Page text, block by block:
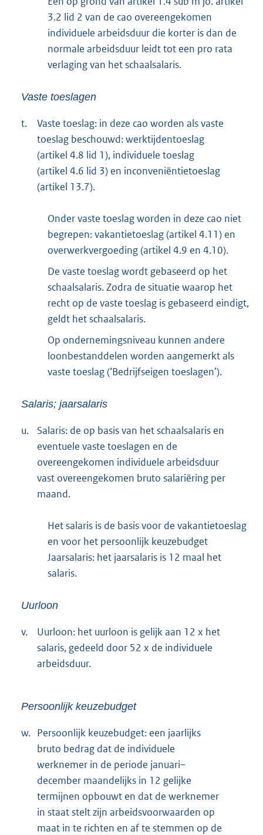
3.2 lid 2 van de cao overeengekomen
individuele arbeidsduur die korter is dan de
normale arbeidsduur leidt tot een pro rata
verlaging van het schaalsalaris.
Vaste toeslagen
t.
Vaste toeslag: in deze cao worden als vaste
toeslag beschouwd: werktijdentoeslag
(artikel 4.8 lid 1), individuele toeslag
(artikel 4.6 lid 3) en inconveniëntietoeslag
(artikel 13.7).
Onder vaste toeslag worden in deze cao niet
begrepen: vakantietoeslag (artikel 4.11) en
overwerkvergoeding (artikel 4.9 en 4.10).
De vaste toeslag wordt gebaseerd op het
schaalsalaris. Zodra de situatie waarop het
recht op de vaste toeslag is gebaseerd eindigt,
geldt het schaalsalaris.
Op ondernemingsniveau kunnen andere
loonbestanddelen worden aangemerkt als
vaste toeslag (‘Bedrijfseigen toeslagen’).
Salaris; jaarsalaris
u.
Salaris: de op basis van het schaalsalaris en
eventuele vaste toeslagen en de
overeengekomen individuele arbeidsduur
vast overeengekomen bruto salariëring per
maand.
Het salaris is de basis voor de vakantietoeslag
en voor het persoonlijk keuzebudget
Jaarsalaris: het jaarsalaris is 12 maal het
salaris.
Uurloon
v.
Uurloon: het uurloon is gelijk aan 12 x het
salaris, gedeeld door 52 x de individuele
arbeidsduur.
Persoonlijk keuzebudget
w. Persoonlijk keuzebudget: een jaarlijks
bruto bedrag dat de individuele
werknemer in de periode januari–
december maandelijks in 12 gelijke
termijnen opbouwt en dat de werknemer
in staat stelt zijn arbeidsvoorwaarden op
maat in te richten en af te stemmen op de